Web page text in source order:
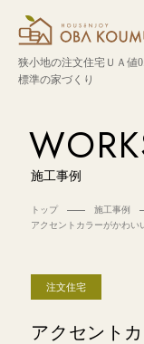
狭小地の注文住宅ＵＡ値
標準の家づくり
施工事例
トップ 施工事例
アクセントカラーがかわい
注文住宅
アクセント